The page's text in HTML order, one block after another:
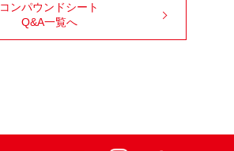
コンパウンドシート
Q&A一覧へ